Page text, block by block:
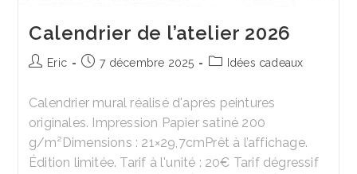
Calendrier de l’atelier 2026
Auteur/autrice
la
publication :
Eric
Publication
7 décembre 2025
PostIdées cadeaux
Calendrier mural réalisé d'après peintures
originales. Impression Papier satiné 200
g/m²Dimensions : 21×29,7cmPrêt à l’affichage.
Édition limitée. Tarif à l'unité : 20€ Tarif dégressif